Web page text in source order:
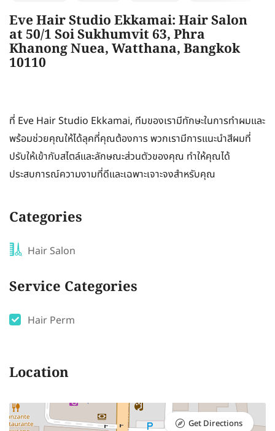
Eve Hair Studio Ekkamai: Hair Salon
at 50/1 Soi Sukhumvit 63, Phra
Khanong Nuea, Watthana, Bangkok
10110
ที่ Eve Hair Studio Ekkamai, ทีมของเรามีทักษะในการทำผมและ
พร้อมช่วยคุณให้ได้ลุคที่คุณต้องการ พวกเรามีการแนะนำสีผมที่
ปรับให้เข้ากับสไตล์และลักษณะส่วนตัวของคุณ ทำให้คุณได้
ประสบการณ์ความงามที่ดีและเฉพาะเจาะจงสำหรับคุณ
Categories
Hair Salon
Service Categories
Hair Perm
Location
Get Directions